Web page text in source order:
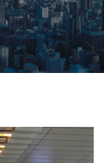
ョ
ン
を
替